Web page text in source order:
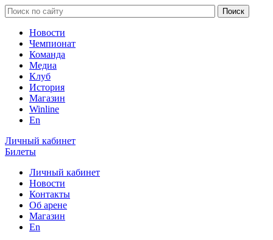
Новости
Чемпионат
Команда
Медиа
Клуб
История
Магазин
Winline
En
Личный кабинет
Билеты
Личный кабинет
Новости
Контакты
Об арене
Магазин
En